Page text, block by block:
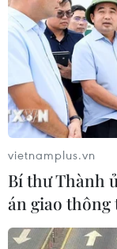
vietnamplus.vn
Bí thư Thành
án giao thông